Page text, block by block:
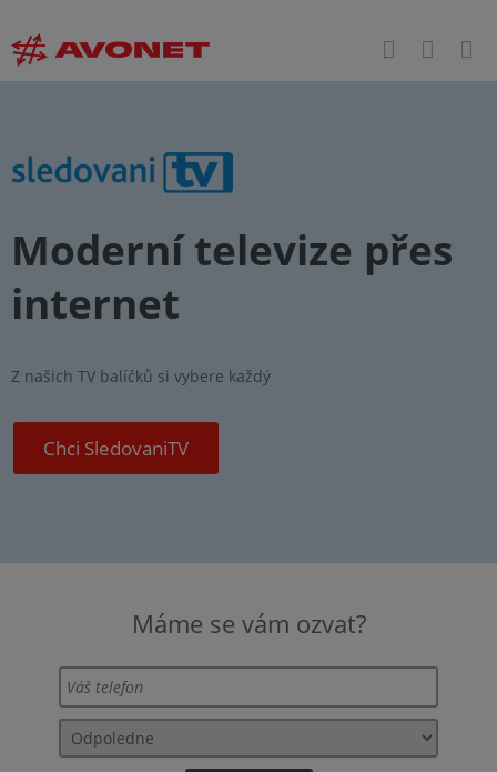
Moderní televize přes
internet
Z našich TV balíčků si vybere každý
Chci SledovaniTV
Máme se vám ozvat?